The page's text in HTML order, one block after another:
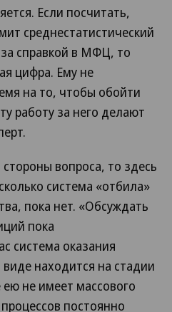
Если посчитать,
среднестатистический
справкой в МФЦ, то
цифра. Ему не
на то, чтобы обойти
работу за него делают
вопроса, то здесь
система «отбила»
пока нет. «Обсуждать
пока
система оказания
виде находится на стадии
не имеет массового
постоянно